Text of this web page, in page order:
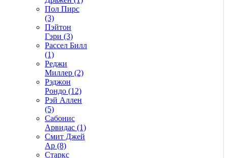
Пол Пирс
(3)
Пэйтон
Гэри (3)
Рассел Билл
(1)
Реджи
Миллер (2)
Рэджон
Рондо (12)
Рэй Аллен
(5)
Сабонис
Арвидас (1)
Смит Джей
Ар (8)
Старкс